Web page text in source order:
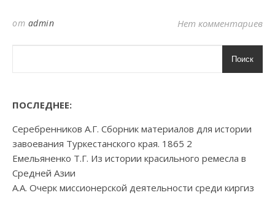
от admin Нет комментариев
Поиск
ПОСЛЕДНЕЕ:
Серебренников А.Г. Сборник материалов для истории
завоевания Туркестанского края. 1865 2
Емельяненко Т.Г. Из истории красильного ремесла в
Средней Азии
А.А. Очерк миссионерской деятельности среди киргиз